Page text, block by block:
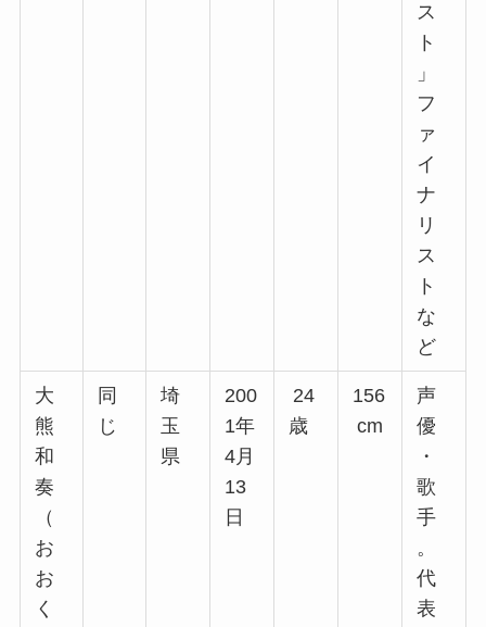
ス
ト
」
フ
ァ
イ
ナ
リ
ス
ト
な
ど
大
熊
和
奏
（
お
お
く
同
じ
埼
玉
県
200
1年
4月
13
日
24
歳
156
cm
声
優
・
歌
手
。
代
表